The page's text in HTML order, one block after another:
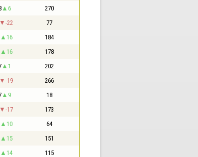
6 270
-22 77
16 184
16 178
1 202
-19 266
9 18
-17 173
10 64
15 151
14 115